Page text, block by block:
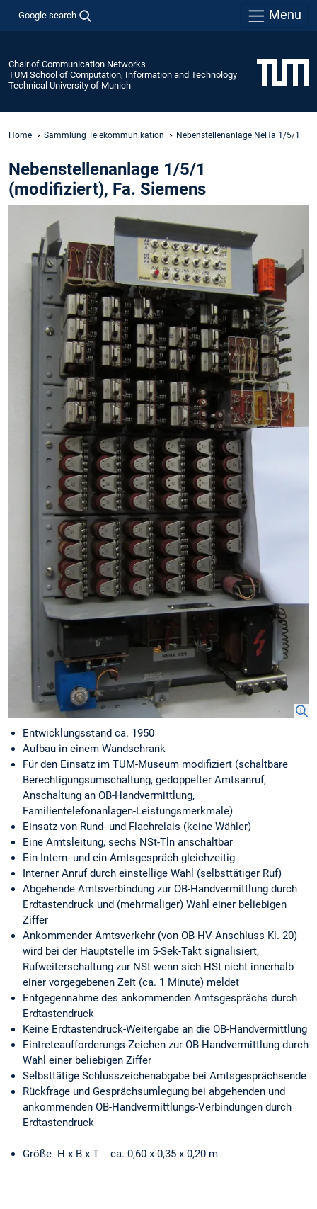
Google search Menu
Chair of Communication Networks
TUM School of Computation, Information and Technology
Technical University of Munich
Home Sammlung Telekommunikation Nebenstellenanlage NeHa 1/5/1
Nebenstellenanlage 1/5/1
(modifiziert), Fa. Siemens
Entwicklungsstand ca. 1950
Aufbau in einem Wandschrank
Für den Einsatz im TUM-Museum modifiziert (schaltbare
Berechtigungsumschaltung, gedoppelter Amtsanruf,
Anschaltung an OB-Handvermittlung,
Familientelefonanlagen-Leistungsmerkmale)
Einsatz von Rund- und Flachrelais (keine Wähler)
Eine Amtsleitung, sechs NSt-Tln anschaltbar
Ein Intern- und ein Amtsgespräch gleichzeitig
Interner Anruf durch einstellige Wahl (selbsttätiger Ruf)
Abgehende Amtsverbindung zur OB-Handvermittlung durch
Erdtastendruck und (mehrmaliger) Wahl einer beliebigen
Ziffer
Ankommender Amtsverkehr (von OB-HV-Anschluss Kl. 20)
wird bei der Hauptstelle im 5-Sek-Takt signalisiert,
Rufweiterschaltung zur NSt wenn sich HSt nicht innerhalb
einer vorgegebenen Zeit (ca. 1 Minute) meldet
Entgegennahme des ankommenden Amtsgesprächs durch
Erdtastendruck
Keine Erdtastendruck-Weitergabe an die OB-Handvermittlung
Eintreteaufforderungs-Zeichen zur OB-Handvermittlung durch
Wahl einer beliebigen Ziffer
Selbsttätige Schlusszeichenabgabe bei Amtsgesprächsende
Rückfrage und Gesprächsumlegung bei abgehenden und
ankommenden OB-Handvermittlungs-Verbindungen durch
Erdtastendruck
Größe H x B x T ca. 0,60 x 0,35 x 0,20 m